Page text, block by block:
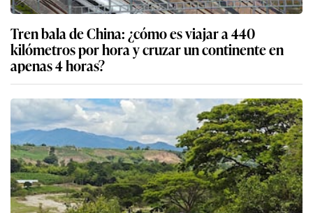
Tren bala de China: ¿cómo es viajar a 440
kilómetros por hora y cruzar un continente en
apenas 4 horas?